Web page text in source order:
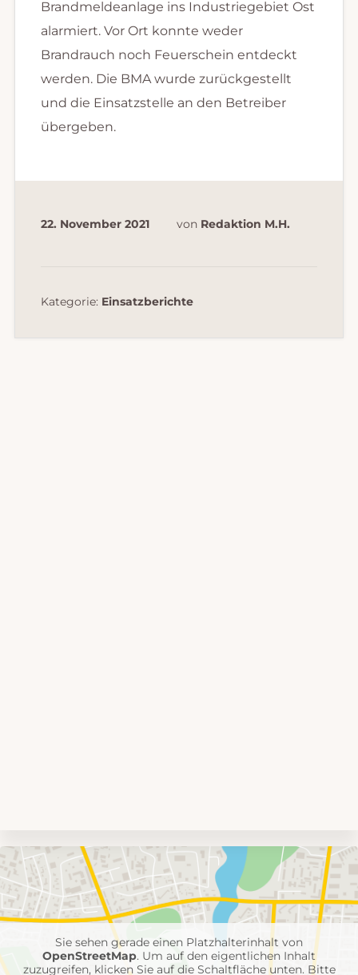
Brandmeldeanlage ins Industriegebiet Ost
alarmiert. Vor Ort konnte weder
Brandrauch noch Feuerschein entdeckt
werden. Die BMA wurde zurückgestellt
und die Einsatzstelle an den Betreiber
übergeben.
22. November 2021 von Redaktion M.H.
Kategorie: Einsatzberichte
Umgebungskarte
mit
Feuerwehr-
Einheiten
Sie sehen gerade einen Platzhalterinhalt von
OpenStreetMap. Um auf den eigentlichen Inhalt
zuzugreifen, klicken Sie auf die Schaltfläche unten. Bitte